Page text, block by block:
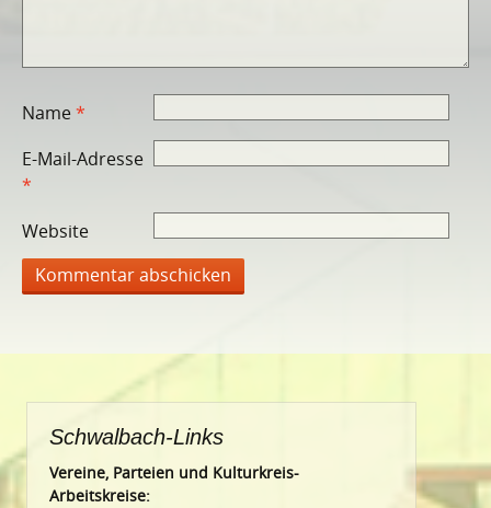
Name*
E-Mail-Adresse
*
Website
Schwalbach-Links
Vereine, Parteien und Kulturkreis-
Arbeitskreise: